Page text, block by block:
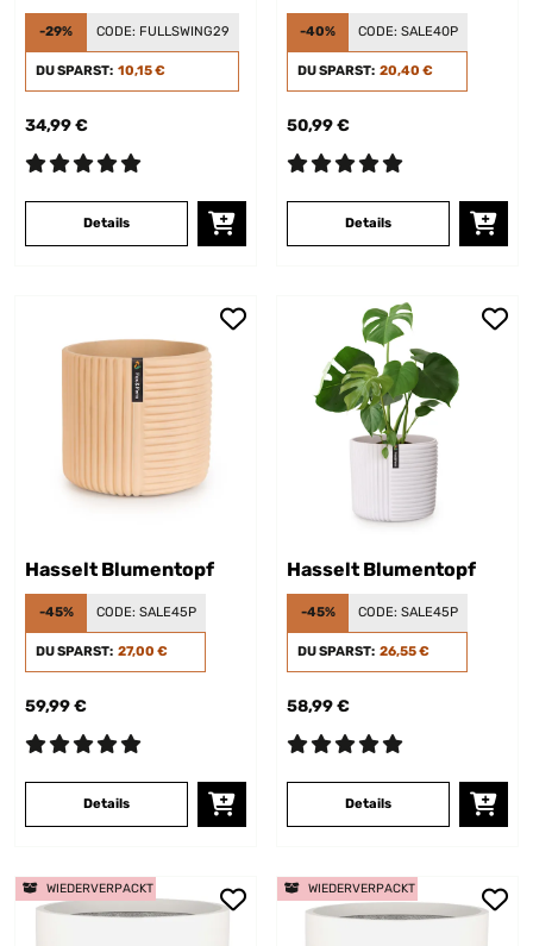
-29% CODE: FULLSWING29
DU SPARST: 10,15 €
34,99 €
Details
-40% CODE: SALE40P
DU SPARST: 20,40 €
50,99 €
Details
Hasselt Blumentopf
-45% CODE: SALE45P
DU SPARST: 27,00 €
59,99 €
Details
Hasselt Blumentopf
-45% CODE: SALE45P
DU SPARST: 26,55 €
58,99 €
Details
WIEDERVERPACKT WIEDERVERPACKT